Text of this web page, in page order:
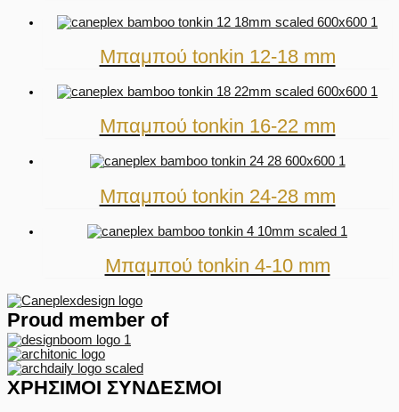
Μπαμπού tonkin 12-18 mm
Μπαμπού tonkin 16-22 mm
Μπαμπού tonkin 24-28 mm
Μπαμπού tonkin 4-10 mm
Proud member of
ΧΡΗΣΙΜΟΙ ΣΥΝΔΕΣΜΟΙ